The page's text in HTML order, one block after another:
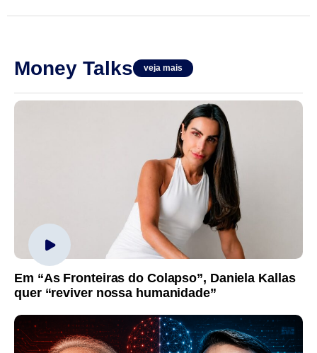
Money Talks veja mais
Em “As Fronteiras do Colapso”, Daniela Kallas
quer “reviver nossa humanidade”